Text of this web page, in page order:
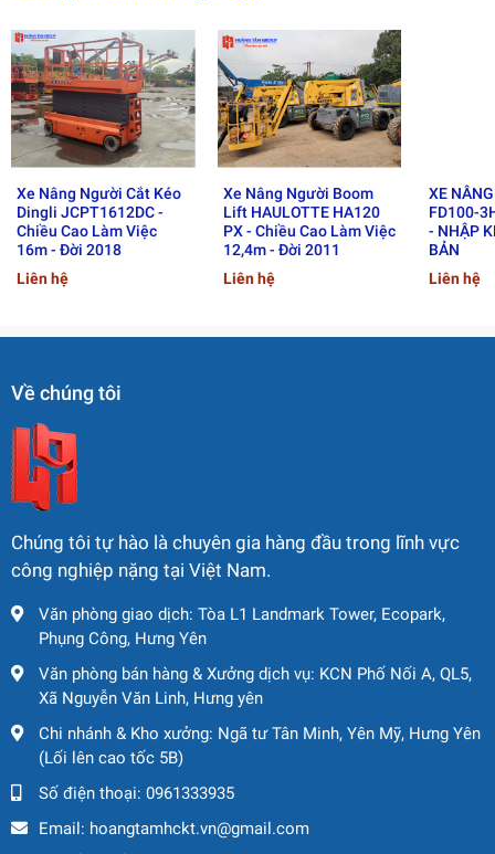
2. Ưu điểm vượt trội và ứng
dụng của xe nâng người
Manitou 280 TJ – 2023.
2.1 Ưu điểm vượt trội của xe
nâng người Manitou 280 TJ –
2023.
Hiệu suất làm việc cao
Cần thẳng telesopic giúp nâng nhanh đến độ cao mong
muốn, giảm thời gian di chuyển.
Khả năng tiếp cận linh hoạt
Tầm với ngang dài và góc quay lớn giúp thao tác dễ dàng
ở vị trí khó tiếp cận.
Độ an toàn tối ưu
tảng ổn định giúp vận hành an toàn ngay cả ở độ cao lớn.
Xe Nâng Người Cắt Kéo
Dingli JCPT1612DC -
Chiều Cao Làm Việc
16m - Đời 2018
Liên hệ
Xe Nâng Người Boom
Lift HAULOTTE HA120
PX - Chiều Cao Làm Việc
12,4m - Đời 2011
Liên hệ
XE
FD100-
- NHẬP
BẢN
Liên hệ
Về chúng tôi
Chúng tôi tự hào là chuyên gia hàng đầu trong lĩnh vực
công nghiệp nặng tại Việt Nam.
Văn phòng giao dịch: Tòa L1 Landmark Tower, Ecopark,
Phụng Công, Hưng Yên
Văn phòng bán hàng & Xưởng dịch vụ: KCN Phố Nối A, QL5,
Xã Nguyễn Văn Linh, Hưng yên
Chi nhánh & Kho xưởng: Ngã tư Tân Minh, Yên Mỹ, Hưng Yên
(Lối lên cao tốc 5B)
Số điện thoại: 0961333935
Email: hoangtamhckt.vn@gmail.com